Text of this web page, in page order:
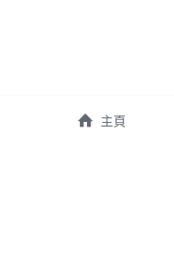
主頁